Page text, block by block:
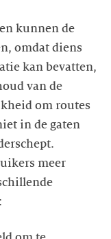
kunnen de
omdat diens
kan bevatten,
van de
om routes
in de gaten
meer